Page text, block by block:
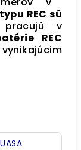
REC sú
v
REC